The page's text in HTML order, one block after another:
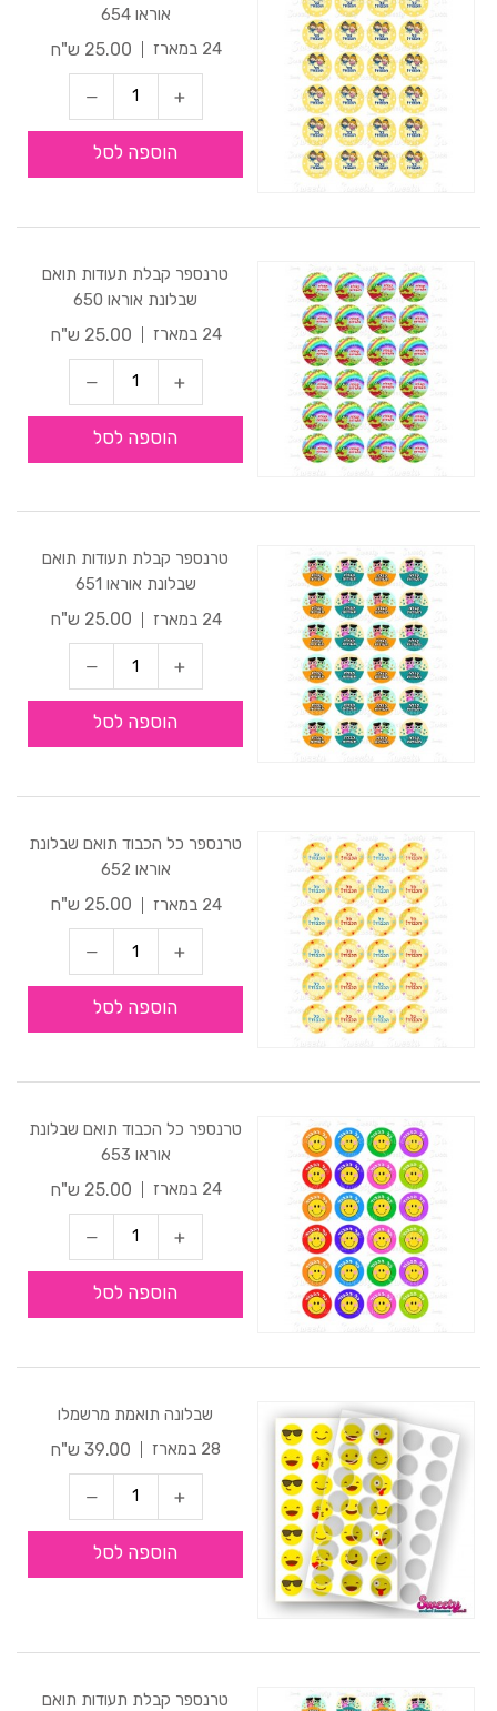
אוראו 654
24 במארז
25.00 ש"ח
הוספה לסל
טרנספר קבלת תעודות תואם
שבלונת אוראו 650
24 במארז
25.00 ש"ח
הוספה לסל
טרנספר קבלת תעודות תואם
שבלונת אוראו 651
24 במארז
25.00 ש"ח
הוספה לסל
טרנספר כל הכבוד תואם שבלונת
אוראו 652
24 במארז
25.00 ש"ח
הוספה לסל
טרנספר כל הכבוד תואם שבלונת
אוראו 653
24 במארז
25.00 ש"ח
הוספה לסל
שבלונה תואמת מרשמלו
28 במארז
39.00 ש"ח
הוספה לסל
טרנספר קבלת תעודות תואם